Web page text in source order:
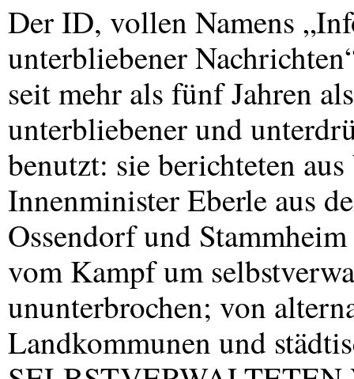
Der ID, vollen Namens
unterbliebener
seit mehr als fünf Jahren
unterbliebener und
benutzt: sie berichteten
Innenminister Eberle aus
Ossendorf und
vom Kampf um
ununterbrochen; von
Landkommunen und